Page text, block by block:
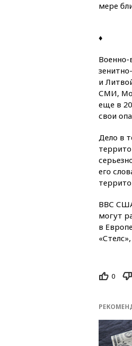
мере
♦
и
СМИ,
еще в
свои
Дело в
его
ВВС
могут
в
0